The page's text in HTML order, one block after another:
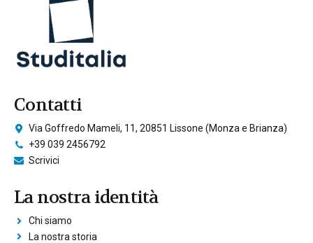
Contatti
Via Goffredo Mameli, 11, 20851 Lissone (Monza e Brianza)
+39 039 2456792
Scrivici
La nostra identità
Chi siamo
La nostra storia